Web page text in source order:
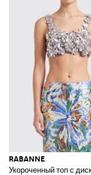
RABANNE
Укороченный топ с